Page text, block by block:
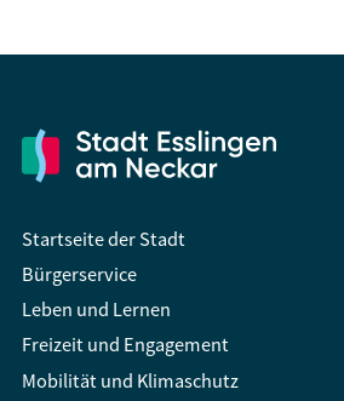
Startseite der Stadt
Bürgerservice
Leben und Lernen
Freizeit und Engagement
Mobilität und Klimaschutz